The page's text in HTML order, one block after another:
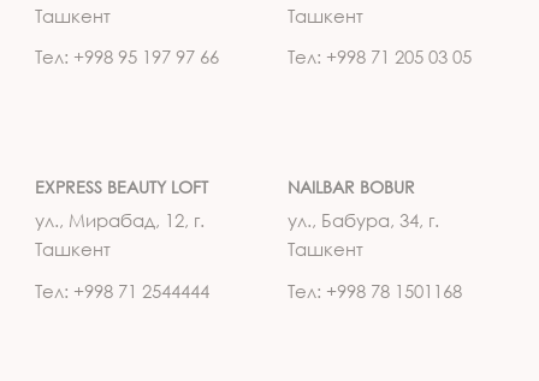
Ташкент
Тел: +998 95 197 97 66
Ташкент
Тел: +998 71 205 03 05
EXPRESS BEAUTY LOFT
ул., Мирабад, 12, г.
Ташкент
Тел: +998 71 2544444
NAILBAR BOBUR
ул., Бабура, 34, г.
Ташкент
Тел: +998 78 1501168